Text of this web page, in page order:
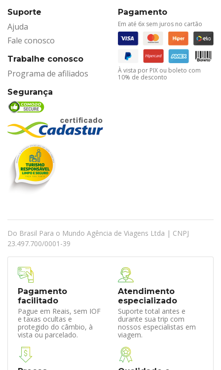
Suporte
Ajuda
Fale conosco
Trabalhe conosco
Programa de afiliados
Segurança
Pagamento
Em até 6x sem juros no cartão
À vista por PIX ou boleto com
10% de desconto
Do Brasil Para o Mundo Agência de Viagens Ltda | CNPJ
23.497.700/0001-39
Pagamento
facilitado
Pague em Reais, sem IOF
e taxas ocultas e
protegido do câmbio, à
vista ou parcelado.
Atendimento
especializado
Suporte total antes e
durante sua trip com
nossos especialistas em
viagem.